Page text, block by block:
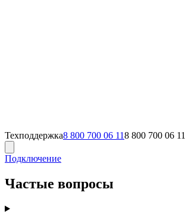
Техподдержка8 800 700 06 118 800 700 06 11
Подключение
Частые вопросы